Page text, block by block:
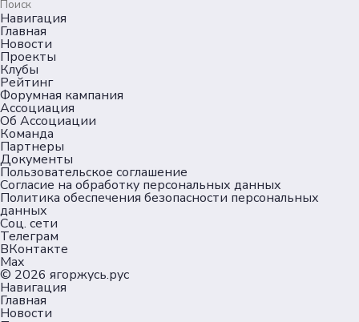
Навигация
Главная
Новости
Проекты
Клубы
Рейтинг
Форумная кампания
Ассоциация
Об Ассоциации
Команда
Партнеры
Документы
Пользовательское соглашение
Согласие на обработку персональных данных
Политика обеспечения безопасности персональных
данных
Соц. сети
Телеграм
ВКонтакте
Max
© 2026 ягоржусь.рус
Навигация
Главная
Новости